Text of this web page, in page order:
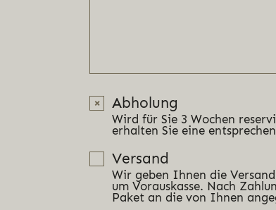
Abholung
Wird für Sie 3 Wochen
erhalten Sie eine
Versand
Wir geben Ihnen die
um Vorauskasse. Nach
Paket an die von Ihnen